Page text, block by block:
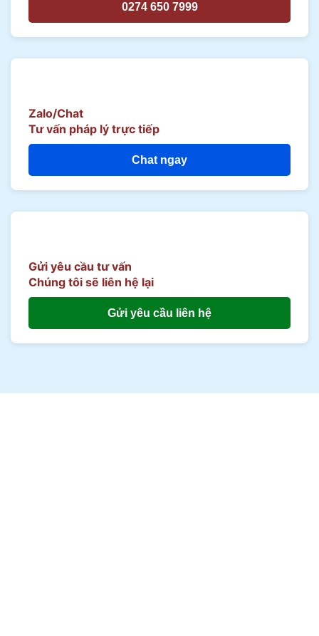
0274 650 7999
Zalo/Chat
Tư vấn pháp lý trực tiếp
Chat ngay
Gửi yêu cầu tư vấn
Chúng tôi sẽ liên hệ lại
Gửi yêu cầu liên hệ